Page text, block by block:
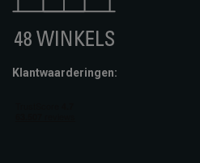
Klantwaarderingen: